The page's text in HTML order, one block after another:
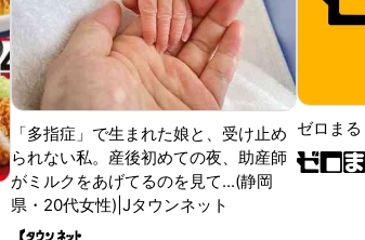
「多指症」で生まれた娘と、受け止め
られない私。産後初めての夜、助産師
がミルクをあげてるのを見て...(静岡
県・20代女性)|Jタウンネット
ゼロまる